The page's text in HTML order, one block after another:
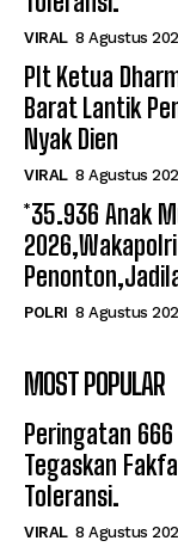
VIRAL 8 Agustus
Plt Ketua
Barat Lantik
Nyak Dien
VIRAL 8 Agustus
*35.936 Anak
POLRI 8 Agustus
MOST POPULAR
Peringatan
Tegaskan
Toleransi.
VIRAL 8 Agustus